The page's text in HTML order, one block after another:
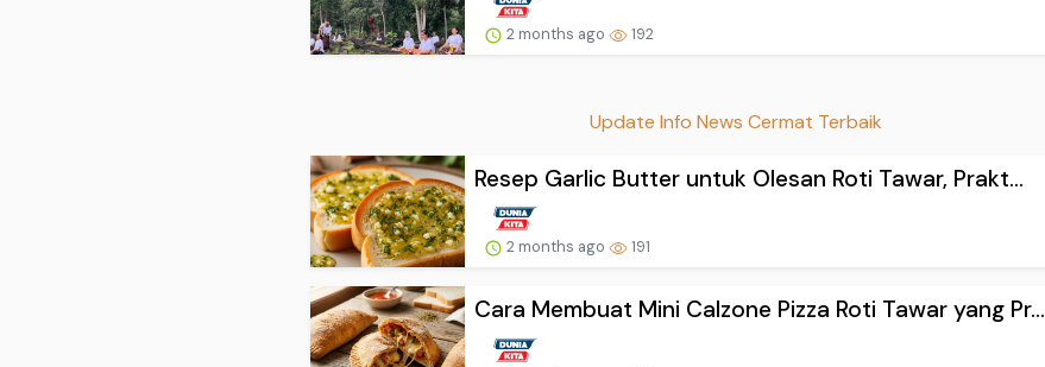
2 months ago 192
Update Info News Cermat Terbaik
Resep Garlic Butter untuk Olesan Roti Tawar, Prakt...
2 months ago 191
Cara Membuat Mini Calzone Pizza Roti Tawar yang Pr...